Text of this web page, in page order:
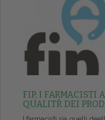
FIP, I FARMACISTI
QUALITŔ DEI